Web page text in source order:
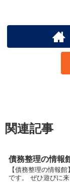
関連記事
債務整理の情報
【債務整理の情報
です。 ぜひ遊びに来